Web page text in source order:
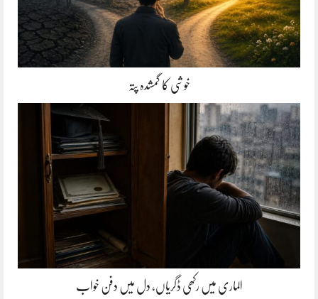
خوشی کا گمشدہ پتہ
الماری میں رکھی ڈگریاں، دل میں دفن خواب